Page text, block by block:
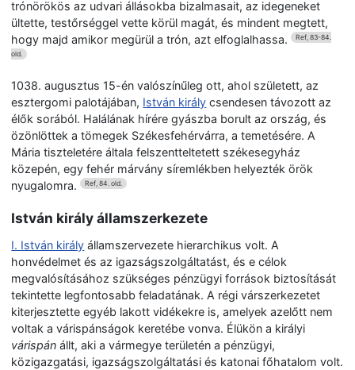
trónörökös az udvari állásokba bizalmasait, az idegeneket
ültette, testőrséggel vette körül magát, és mindent megtett,
hogy majd amikor megürül a trón, azt elfoglalhassa. Ref, 83-84.
old.
1038. augusztus 15-én valószínűleg ott, ahol született, az
esztergomi palotájában, István király csendesen távozott az
élők sorából. Halálának hírére gyászba borult az ország, és
özönlöttek a tömegek Székesfehérvárra, a temetésére. A
Mária tiszteletére általa felszentteltetett székesegyház
közepén, egy fehér márvány síremlékben helyezték örök
nyugalomra. Ref, 84. old.
István király államszerkezete
I. István király államszervezete hierarchikus volt. A
honvédelmet és az igazságszolgáltatást, és e célok
megvalósításához szükséges pénzügyi források biztosítását
tekintette legfontosabb feladatának. A régi várszerkezetet
kiterjesztette egyéb lakott vidékekre is, amelyek azelőtt nem
voltak a várispánságok keretébe vonva. Élükön a királyi
várispánállt, aki a vármegye területén a pénzügyi,
közigazgatási, igazságszolgáltatási és katonai főhatalom volt.